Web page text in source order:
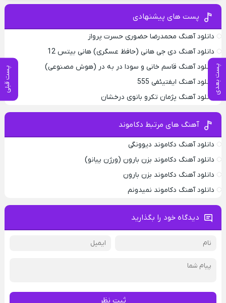
پست بعدی پست قبلی
پست های پیشنهادی
دانلود آهنگ محمدرضا حضورى حسرت پرواز
دانلود آهنگ دی جی هانی (حافظ عسگری) هانی بیتس 12
دانلود آهنگ قاسم خانی و سودا در به در (هوش مصنوعی)
دانلود آهنگ ایفتیئفی 555
دانلود آهنگ پژمان تکرو بانوی درخشان
آهنگ های مرتبط دکاموند
دانلود آهنگ دکاموند دیوونگی
دانلود آهنگ دکاموند بزن بارون (ورژن پیانو)
دانلود آهنگ دکاموند بزن بارون
دانلود آهنگ دکاموند نمیدونم
دیدگاه خود را بگذارید
ثبت نظر